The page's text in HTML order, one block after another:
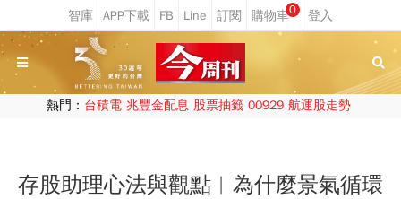
0
熱門： 台積電 兆豐金配息 股票抽籤 00929 航運股走勢
存股助理心法與觀點︱為什麼景氣循環